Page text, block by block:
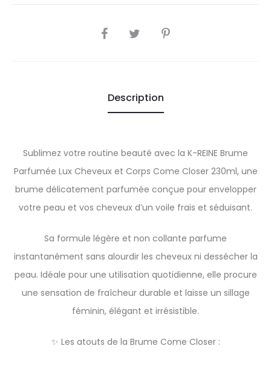
SHARE
Description
Sublimez votre routine beauté avec la K-REINE Brume
Parfumée Lux Cheveux et Corps Come Closer 230ml, une
brume délicatement parfumée conçue pour envelopper
votre peau et vos cheveux d’un voile frais et séduisant.
Sa formule légère et non collante parfume
instantanément sans alourdir les cheveux ni dessécher la
peau. Idéale pour une utilisation quotidienne, elle procure
une sensation de fraîcheur durable et laisse un sillage
féminin, élégant et irrésistible.
✨ Les atouts de la Brume Come Closer :